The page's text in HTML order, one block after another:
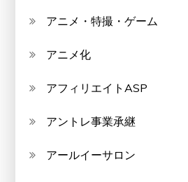
アニメ・特撮・ゲーム
アニメ化
アフィリエイトASP
アントレ事業承継
アールイーサロン